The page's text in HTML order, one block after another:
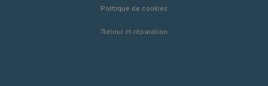
Politique de cookies
Retour et réparation